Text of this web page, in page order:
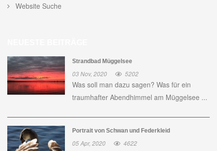
Website Suche
Strandbad Müggelsee
03 Nov, 2020 5202
Was soll man dazu sagen? Was für ein
traumhafter Abendhimmel am Müggelsee ...
Portrait von Schwan und Federkleid
05 Apr, 2020 4622